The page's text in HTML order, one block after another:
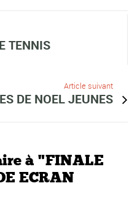
TENNIS
Article suivant
DE NOEL JEUNES
à "FINALE
ECRAN